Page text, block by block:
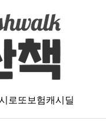
로또보험캐시딜